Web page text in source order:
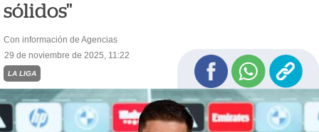
sólidos"
Con información de Agencias
29 de noviembre de 2025, 11:22
LA LIGA